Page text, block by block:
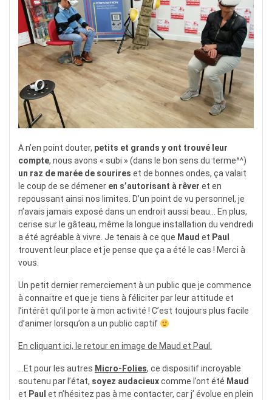
A n’en point douter, petits et grands y ont trouvé leur
compte, nous avons « subi » (dans le bon sens du terme^^)
un raz de marée de sourires et de bonnes ondes, ça valait
le coup de se démener en s’autorisant à rêver et en
repoussant ainsi nos limites. D’un point de vu personnel, je
n’avais jamais exposé dans un endroit aussi beau… En plus,
cerise sur le gâteau, même la longue installation du vendredi
a été agréable à vivre. Je tenais à ce que Maud et Paul
trouvent leur place et je pense que ça a été le cas ! Merci à
vous.
Un petit dernier remerciement à un public que je commence
à connaitre et que je tiens à féliciter par leur attitude et
l’intérêt qu’il porte à mon activité ! C’est toujours plus facile
d’animer lorsqu’on a un public captif
En cliquant ici, le retour en image de Maud et Paul.
…Et pour les autres Micro-Folies, ce dispositif incroyable
soutenu par l’état, soyez audacieuxcomme l’ont été Maud
et Paul et n’hésitez pas à me contacter, car j’ évolue en plein